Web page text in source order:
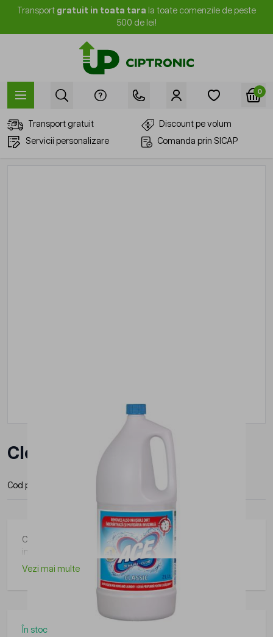
Mergi la Conținut
Transport gratuit in toata tara la toate comenzile de peste
500 de lei!
0
Transport gratuit
Discount pe volum
Servicii personalizare
Comanda prin SICAP
Clor Clasic, ACE, 2l
Cod produs:
Clor Clasic, ACE, 2l, inalbitor, protectie tesaturi, previne
ingalbenirea, curatare eficienta, igienizare suprafete
Vezi mai multe
În stoc